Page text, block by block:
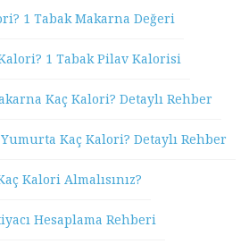
1 Tabak Makarna Değeri
1 Tabak Pilav Kalorisi
Kaç Kalori? Detaylı Rehber
Kaç Kalori? Detaylı Rehber
Kalori Almalısınız?
Hesaplama Rehberi